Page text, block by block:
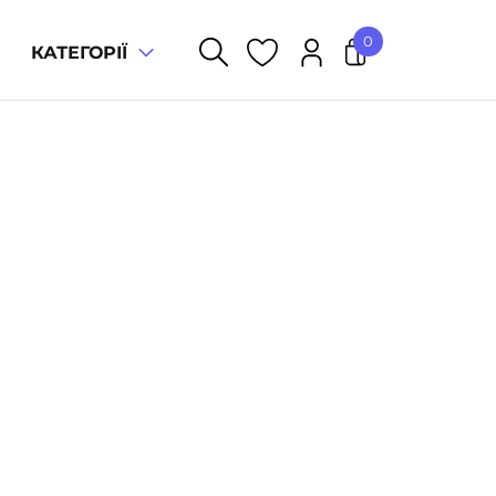
КАТЕГОРІЇ
0
У кошику немає товарів.